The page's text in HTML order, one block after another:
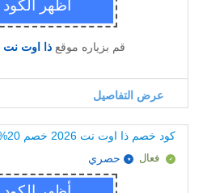
قم بزياره موقعذا اوت نت The Out Net
عرض التفاصيل
كود خصم ذا اوت نت 2026 خصم 20% علي الملابس والاحذية
فعال حصري